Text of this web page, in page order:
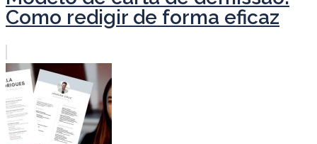
Como redigir de forma eficaz